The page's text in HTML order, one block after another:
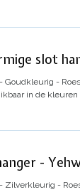
slot
Goudkleurig -
in de
-
Zilverkleurig -